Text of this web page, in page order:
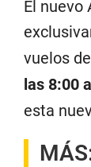
El nuevo
vuelos
las 8:00
esta